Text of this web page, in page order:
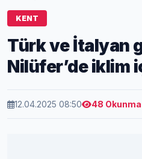
KENT
Türk ve İtalyan
Nilüfer’de iklim
12.04.2025 08:50 48 Okunma